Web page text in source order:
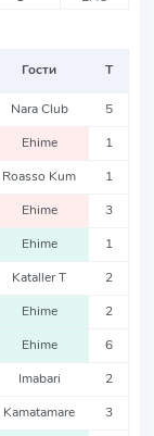
Гости Т
Nara Club 5
Ehime 1
Roasso Kum 1
Ehime 3
Ehime 1
Kataller T 2
Ehime 2
Ehime 6
Imabari 2
Kamatamare 3